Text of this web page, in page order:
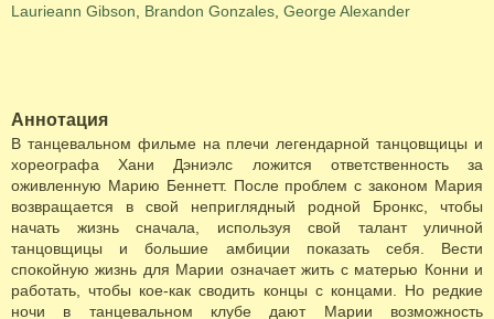
Laurieann Gibson
Brandon Gonzales George Alexander
Аннотация
В танцевальном фильме на плечи легендарной танцовщицы и
хореографа Хани Дэниэлс ложится ответственность за
оживленную Марию Беннетт. После проблем с законом Мария
возвращается в свой неприглядный родной Бронкс, чтобы
начать жизнь сначала, используя свой талант уличной
танцовщицы и большие амбиции показать себя. Вести
спокойную жизнь для Марии означает жить с матерью Конни и
работать, чтобы кое-как сводить концы с концами. Но редкие
ночи в танцевальном клубе дают Марии возможность